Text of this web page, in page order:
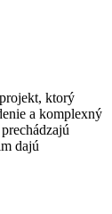
ktorý
a komplexný
dajú